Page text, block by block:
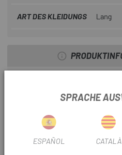
ART DES KLEIDUNGS Lang
Für einen Hauch von Farbe, der
Perfekt abgestimmte einfarbige
gesamten Stil komplett verändern.
SPRACHE
ESPAÑOL CATALÀ